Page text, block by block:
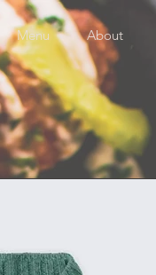
Menu About